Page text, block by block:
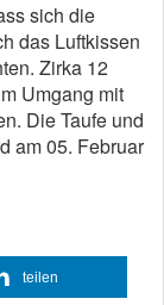
sich die
das Luftkissen
Zirka 12
Umgang mit
Die Taufe und
am 05. Februar
teilen